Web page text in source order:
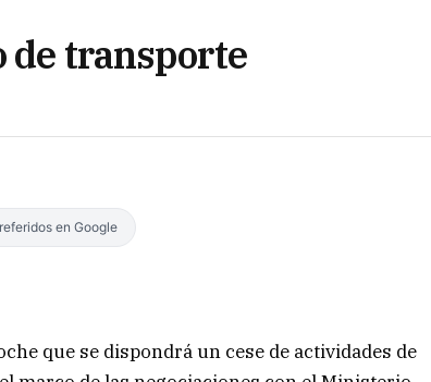
de transporte
en Google
que se dispondrá un cese de actividades de